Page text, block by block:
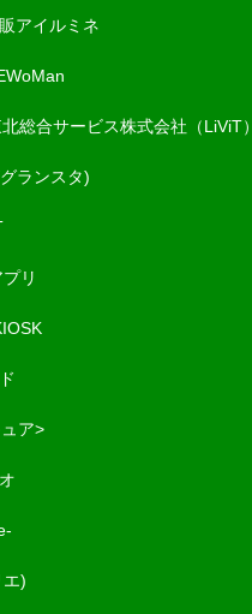
アイルミネ
総合サービス株式会社（LiViT）
ランスタ)
リ
ア>
エ)